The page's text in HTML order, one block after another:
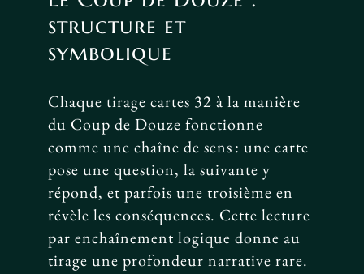
structure et
symbolique
Chaque tirage cartes 32 à la manière
du Coup de Douze fonctionne
comme une chaîne de sens : une carte
pose une question, la suivante y
répond, et parfois une troisième en
révèle les conséquences. Cette lecture
par enchaînement logique donne au
tirage une profondeur narrative rare.